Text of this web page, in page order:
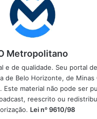
Metropolitano
e de qualidade. Seu portal
de Belo Horizonte, de Minas
Este material não pode ser
reescrito ou
Lei nº 9610/98